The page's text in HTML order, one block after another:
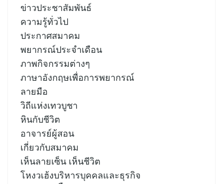
ข่าวประชาสัมพันธ์
ความรู้ทั่วไป
ประกาศสมาคม
พยากรณ์ประจำเดือน
ภาพกิจกรรมต่างๆ
ภาษาอังกฤษเพื่อการพยากรณ์
ลายมือ
วิถีแห่งเทวบูชา
หินกับชีวิต
อาจารย์ผู้สอน
เกี่ยวกับสมาคม
เห็นลายเซ็น เห็นชีวิต
โหงวเฮ้งบริหารบุคคลและธุรกิจ